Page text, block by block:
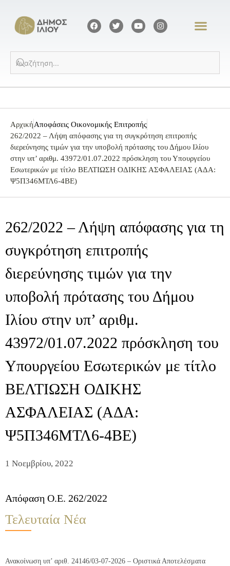
ΑρχικήΑποφάσεις Οικονομικής Επιτροπής
262/2022 – Λήψη απόφασης για τη συγκρότηση επιτροπής
διερεύνησης τιμών για την υποβολή πρότασης του Δήμου Ιλίου
στην υπ’ αριθμ. 43972/01.07.2022 πρόσκληση του Υπουργείου
Εσωτερικών με τίτλο ΒΕΛΤΙΩΣΗ ΟΔΙΚΗΣ ΑΣΦΑΛΕΙΑΣ (ΑΔΑ:
Ψ5Π346ΜΤΛ6-4ΒΕ)
262/2022 – Λήψη απόφασης για τη
συγκρότηση επιτροπής
διερεύνησης τιμών για την
υποβολή πρότασης του Δήμου
Ιλίου στην υπ’ αριθμ.
43972/01.07.2022 πρόσκληση του
Υπουργείου Εσωτερικών με τίτλο
ΒΕΛΤΙΩΣΗ ΟΔΙΚΗΣ
ΑΣΦΑΛΕΙΑΣ (ΑΔΑ:
Ψ5Π346ΜΤΛ6-4ΒΕ)
1 Νοεμβρίου, 2022
Απόφαση Ο.Ε. 262/2022
Τελευταία Νέα
Ανακοίνωση υπ’ αριθ. 24146/03-07-2026 – Οριστικά Αποτελέσματα